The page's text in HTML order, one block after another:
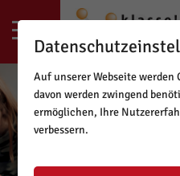
Auf unserer Webseite werden
davon werden zwingend
ermöglichen, Ihre
verbessern.